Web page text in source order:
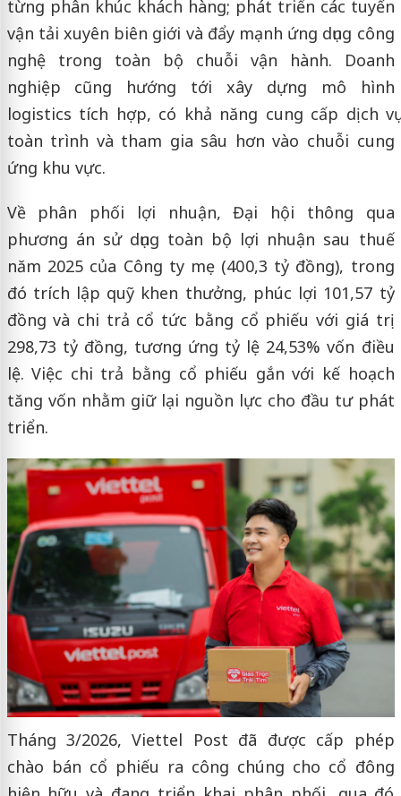
từng phân khúc khách hàng; phát triển các tuyến
vận tải xuyên biên giới và đẩy mạnh ứng dụng công
nghệ trong toàn bộ chuỗi vận hành. Doanh
nghiệp cũng hướng tới xây dựng mô hình
logistics tích hợp, có khả năng cung cấp dịch vụ
toàn trình và tham gia sâu hơn vào chuỗi cung
ứng khu vực.
Về phân phối lợi nhuận, Đại hội thông qua
phương án sử dụng toàn bộ lợi nhuận sau thuế
năm 2025 của Công ty mẹ (400,3 tỷ đồng), trong
đó trích lập quỹ khen thưởng, phúc lợi 101,57 tỷ
đồng và chi trả cổ tức bằng cổ phiếu với giá trị
298,73 tỷ đồng, tương ứng tỷ lệ 24,53% vốn điều
lệ. Việc chi trả bằng cổ phiếu gắn với kế hoạch
tăng vốn nhằm giữ lại nguồn lực cho đầu tư phát
triển.
Tháng 3/2026, Viettel Post đã được cấp phép
chào bán cổ phiếu ra công chúng cho cổ đông